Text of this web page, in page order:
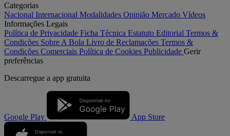
Categorias
Nacional Internacional Modalidades Opinião Mercado Vídeos
Informações Legais
Política de Privacidade Ficha Técnica Estatuto Editorial Termos &
Condições Sobre A Bola Livro de Reclamações Termos &
Condições Comerciais Política de Cookies Publicidade Gerir
preferências
Descarregue a app gratuita
Google Play App Store